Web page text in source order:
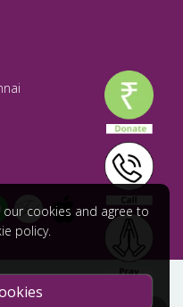
Praying for the World
cookies and agree to
policy.